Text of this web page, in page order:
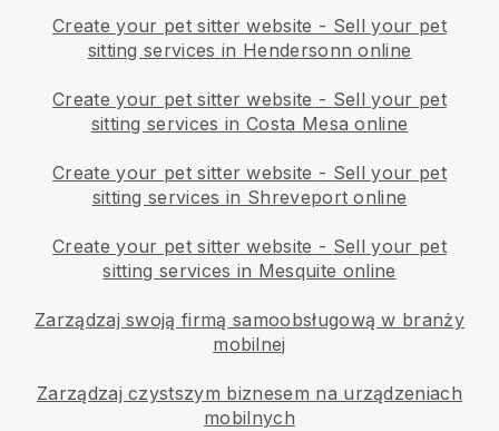
Create your pet sitter website - Sell your pet
sitting services in Hendersonn online
Create your pet sitter website - Sell your pet
sitting services in Costa Mesa online
Create your pet sitter website - Sell your pet
sitting services in Shreveport online
Create your pet sitter website - Sell your pet
sitting services in Mesquite online
Zarządzaj swoją firmą samoobsługową w branży
mobilnej
Zarządzaj czystszym biznesem na urządzeniach
mobilnych